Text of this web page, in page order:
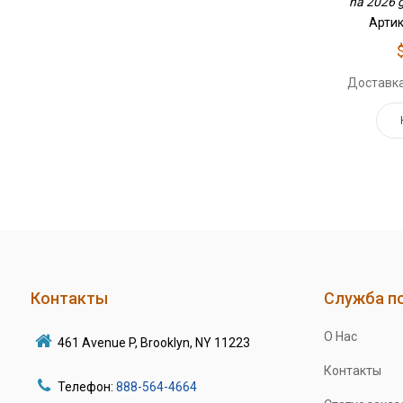
Контакты
461 Avenue P, Brooklyn, NY 11223
Телефон: 888-564-4664
Служба
О Нас
Контакты